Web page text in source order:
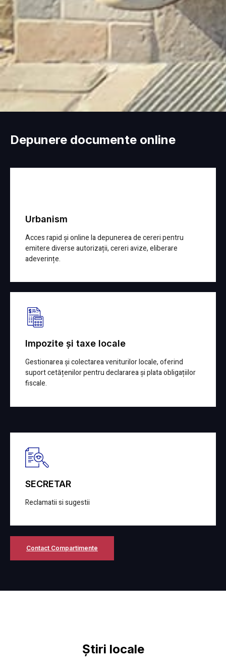
Depunere documente online
Urbanism
Acces rapid și online la depunerea de cereri pentru
emitere diverse autorizații, cereri avize, eliberare
adeverințe.
Impozite și taxe locale
Gestionarea și colectarea veniturilor locale, oferind
suport cetățenilor pentru declararea și plata obligațiilor
fiscale.
SECRETAR
Reclamatii si sugestii
Contact Compartimente
Știri locale